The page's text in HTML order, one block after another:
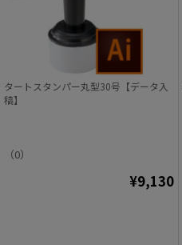
タートスタンパー丸型30号【データ入
稿】
（0）
¥9,130